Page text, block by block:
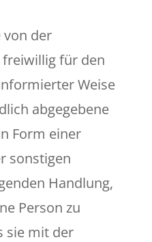
von der
für den
Weise
abgegebene
Form einer
sonstigen
Handlung,
Person zu
sie mit der